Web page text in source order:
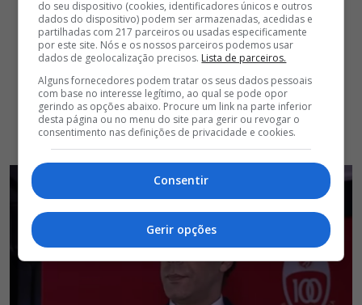
do seu dispositivo (cookies, identificadores únicos e outros
dados do dispositivo) podem ser armazenadas, acedidas e
partilhadas com 217 parceiros ou usadas especificamente
por este site. Nós e os nossos parceiros podemos usar
dados de geolocalização precisos. Lista de parceiros.
Alguns fornecedores podem tratar os seus dados pessoais
com base no interesse legítimo, ao qual se pode opor
gerindo as opções abaixo. Procure um link na parte inferior
desta página ou no menu do site para gerir ou revogar o
consentimento nas definições de privacidade e cookies.
Consentir
Gerir opções